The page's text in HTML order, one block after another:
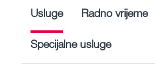
Usluge Radno vrijeme
Specijalne usluge